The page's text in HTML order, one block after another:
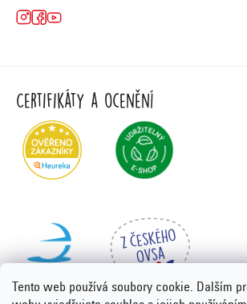
Tento web používá soubory cookie. Dalším
Certifikáty a ocenění